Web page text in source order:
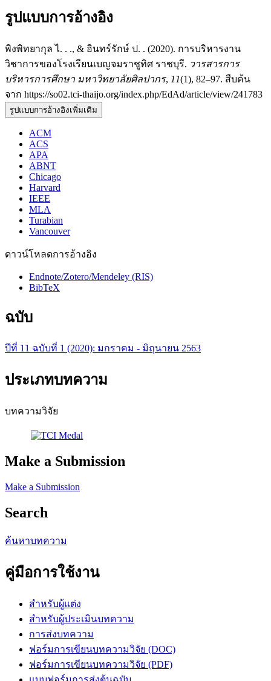
รูปแบบการอ้างอิง
พิงพิทยากุล ไ. . ., & อินทร์รักษ์ ป. . (2020). การบริหารงาน
วิชาการของโรงเรียนเบญจมราชูทิศ ราชบุรี. วารสารการ
บริหารการศึกษา มหาวิทยาลัยศิลปากร, 11(1), 82–97. สืบค้น
จาก https://so02.tci-thaijo.org/index.php/EdAd/article/view/241783
รูปแบบการอ้างอิงเพิ่มเติม
ACM
ACS
APA
ABNT
Chicago
Harvard
IEEE
MLA
Turabian
Vancouver
ดาวน์โหลดการอ้างอิง
Endnote/Zotero/Mendeley (RIS)
BibTeX
ฉบับ
ปีที่ 11 ฉบับที่ 1 (2020): มกราคม - มิถุนายน 2563
ประเภทบทความ
บทความวิจัย
Make a Submission
Make a Submission
Search
ค้นหาบทความ
คู่มือการใช้งาน
สำหรับผู้แต่ง
สำหรับผู้ประเมินบทความ
การส่งบทความ
ฟอร์มการเขียนบทความวิจัย (DOC)
ฟอร์มการเขียนบทความวิจัย (PDF)